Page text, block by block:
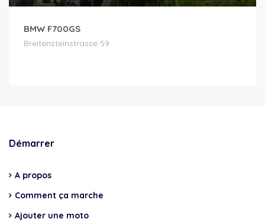
BMW F700GS
Breitensteinstrasse 59
Démarrer
A propos
Comment ça marche
Ajouter une moto